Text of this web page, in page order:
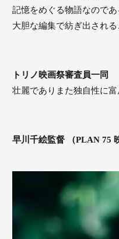
記憶をめぐる物語なので
⼤胆な編集で紡ぎ出され
トリノ映画祭審査員⼀同
壮麗でありまた独⾃性に
早川千絵監督 （PLAN 75